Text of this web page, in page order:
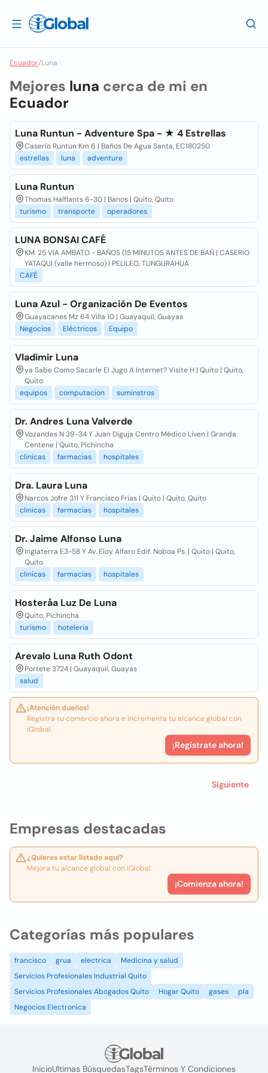
Ecuador/Luna
Empresas destacadas
¿Quieres estar listado aquí?
Mejora tu alcance global con iGlobal.
¡Comienza ahora!
Mejores luna cerca de mi en
Ecuador
Luna Runtun - Adventure Spa - ★ 4 Estrellas
Caserío Runtun Km 6 | Baños De Agua Santa, EC180250
estrellas
luna adventure
Luna Runtun
Thomas Halflants 6-30 | Banos | Quito, Quito
turismo
transporte operadores
LUNA BONSAI CAFÉ
KM. 25 VIA AMBATO - BAÑOS (15 MINUTOS ANTES DE BAÑ | CASERIO
YATAQUI (valle hermoso) | PELILEO, TUNGURAHUA
CAFÉ
Luna Azul - Organización De Eventos
Guayacanes Mz 64 Villa 10 | Guayaquil, Guayas
Negocios
Eléctricos Equipo
Vladimir Luna
ya Sabe Como Sacarle El Jugo A Internet? Visite H | Quito | Quito,
Quito
equipos
computacion suminstros
Dr. Andres Luna Valverde
Vozandes N 39-34 Y Juan Diguja Centro Médico Liven | Granda
Centene | Quito, Pichincha
clinicas
farmacias hospitales
Dra. Laura Luna
Narcos Jofre 311 Y Francisco Frias | Quito | Quito, Quito
clinicas
farmacias hospitales
Dr. Jaime Alfonso Luna
Inglaterra E3-58 Y Av. Eloy Alfaro Edif. Noboa Ps. | Quito | Quito,
Quito
clinicas
farmacias hospitales
Hosteråa Luz De Luna
Quito, Pichincha
turismo
hoteleria
Arevalo Luna Ruth Odont
Portete 3724 | Guayaquil, Guayas
salud
¡Atención dueños!
Registra tu comercio ahora e incrementa tu alcance global con
iGlobal.
¡Registrate ahora!
Siguiente
Categorías más populares
francisco grua electrica
Medicina y salud
Servicios Profesionales Industrial Quito
Servicios Profesionales Abogados Quito
Hogar Quito gases
pla
Negocios Electronica
InicioUltimas BúsquedasTagsTérminos Y Condiciones